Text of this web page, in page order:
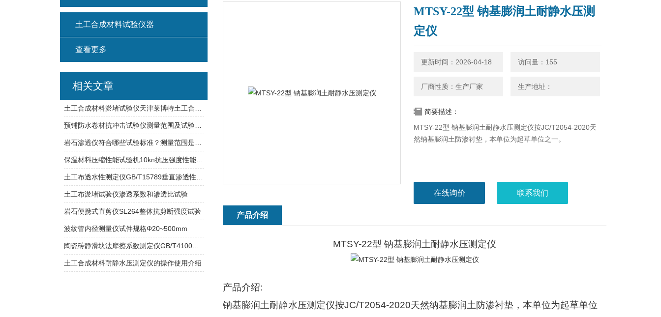
MTSY-22型 钠基膨润土耐静水压测
定仪
更新时间：2026-04-18 访问量：155
厂商性质：生产厂家 生产地址：
简要描述：
MTSY-22型 钠基膨润土耐静水压测定仪按JC/T2054-2020天
然纳基膨润土防渗衬垫，本单位为起草单位之一。
在线询价 联系我们
产品介绍
MTSY-22型 钠基膨润土耐静水压测定仪
产品介绍:
钠基膨润土耐静水压测定仪按JC/T2054-2020天然纳基膨润土防渗衬垫，本单位为起草单位
土工合成材料试验仪器
查看更多
相关文章
预铺防水卷材抗冲击试验仪测量范围及试验用途
保温材料压缩性能试验机10kn抗压强度性能测试
土工布淤堵试验仪渗透系数和渗透比试验
岩石便携式直剪仪SL264整体抗剪断强度试验
波纹管内径测量仪试件规格Φ20~500mm
陶瓷砖静滑块法摩擦系数测定仪GB/T4100试验操作指导
土工合成材料耐静水压测定仪的操作使用介绍